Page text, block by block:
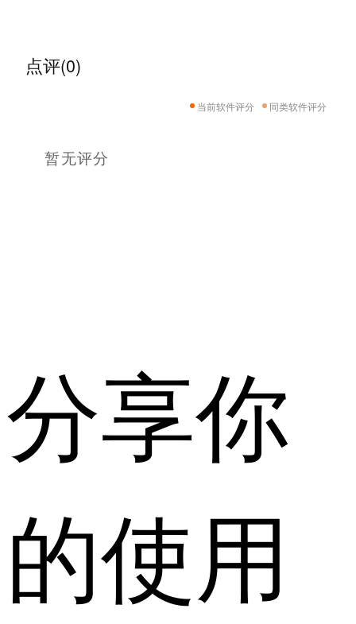
点评(0)
当前软件评分 同类软件评分
暂无评分
分享你
的使用